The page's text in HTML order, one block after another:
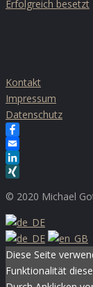
Erfolgreich besetzt
Kontakt
Impressum
Datenschutz
Facebook
Email
LinkedIn
© 2020 Michael
Diese Seite
Funktionalität